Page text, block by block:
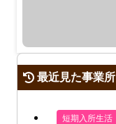
最近見た事業所
短期入所生活